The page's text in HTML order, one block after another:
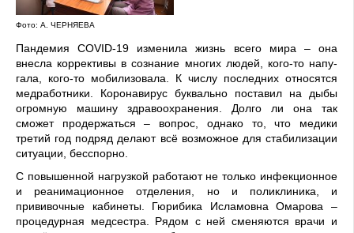
Фото: А. ЧЕРНЯЕВА
Пандемия COVID-19 изме­нила жизнь всего мира – она
внесла коррективы в сознание многих людей, кого-то напу­
гала, кого-то мобилизовала. К числу последних относятся
медработники. Коронавирус буквально поставил на дыбы
огромную машину здравоохра­нения. Долго ли она так
сможет продержаться – вопрос, одна­ко то, что медики
третий год подряд делают всё возможное для стабилизации
ситуации, бесспорно.
С повышенной нагрузкой ра­ботают не только инфекционное
и реанимационное отделения, но и поликлиника, и
прививочные кабинеты. Гюрибика Исламовна Омарова –
процедурная мед­сестра. Рядом с ней сменяются врачи и